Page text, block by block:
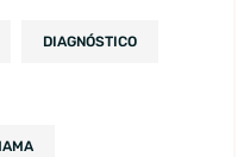
DIAGNÓSTICO